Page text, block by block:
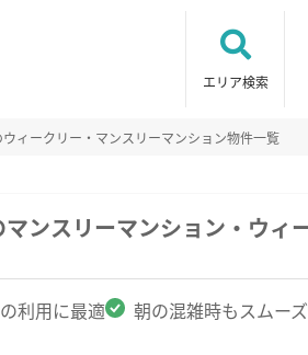
エリア検索
ィークリー・マンスリーマンション物件一覧
ンスリーマンション・ウィ
利用に最適 朝の混雑時もスムーズ